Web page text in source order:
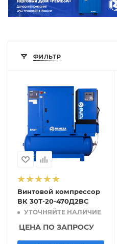
ФИЛЬТР
Винтовой компрессор
ВК 30Т-20-470Д2ВС
УТОЧНЯЙТЕ НАЛИЧИЕ
ЦЕНА ПО ЗАПРОСУ